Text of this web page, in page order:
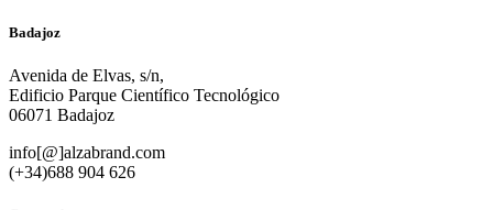
Badajoz
Avenida de Elvas, s/n,
Edificio Parque Científico Tecnológico
06071 Badajoz
info[@]alzabrand.com
(+34)688 904 626